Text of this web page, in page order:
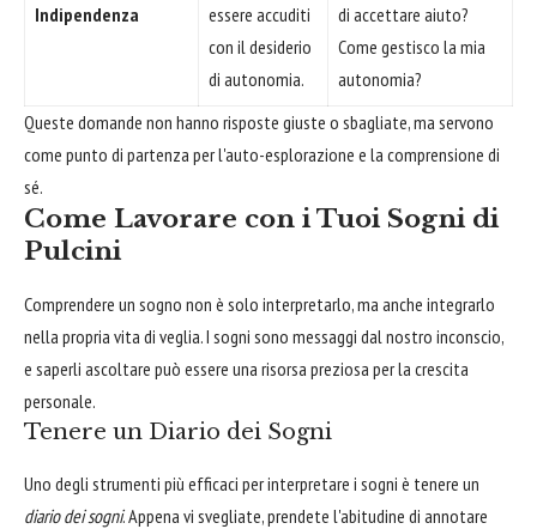
Indipendenza
essere accuditi
con il desiderio
di autonomia.
di accettare aiuto?
Come gestisco la mia
autonomia?
Queste domande non hanno risposte giuste o sbagliate, ma servono
come punto di partenza per l'auto-esplorazione e la comprensione di
sé.
Come Lavorare con i Tuoi Sogni di
Pulcini
Comprendere un sogno non è solo interpretarlo, ma anche integrarlo
nella propria vita di veglia. I sogni sono messaggi dal nostro inconscio,
e saperli ascoltare può essere una risorsa preziosa per la crescita
personale.
Tenere un Diario dei Sogni
Uno degli strumenti più efficaci per interpretare i sogni è tenere un
diario dei sogni. Appena vi svegliate, prendete l'abitudine di annotare